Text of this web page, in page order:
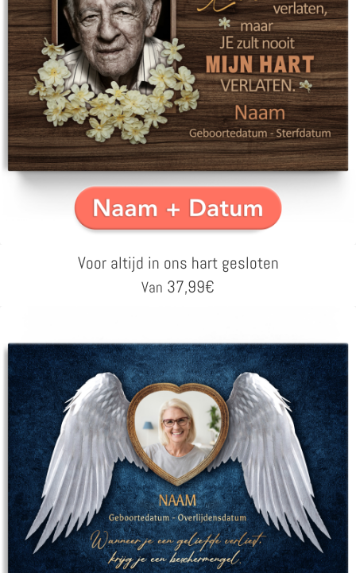
Voor altijd in ons hart gesloten
Van 37,99€